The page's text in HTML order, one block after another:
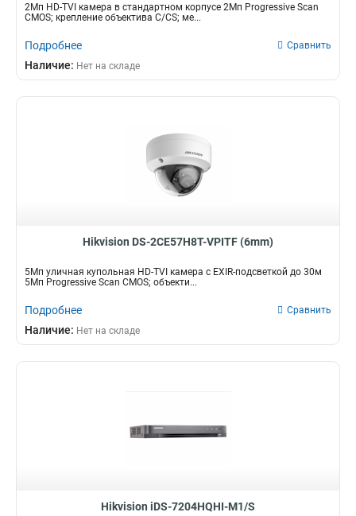
2Мп HD-TVI камера в стандартном корпусе 2Мп Progressive Scan
CMOS; крепление объектива C/CS; ме...
Подробнее Сравнить
Наличие: Нет на складе
Hikvision DS-2CE57H8T-VPITF (6mm)
5Мп уличная купольная HD-TVI камера с EXIR-подсветкой до 30м
5Мп Progressive Scan CMOS; объекти...
Подробнее Сравнить
Наличие: Нет на складе
Hikvision iDS-7204HQHI-M1/S